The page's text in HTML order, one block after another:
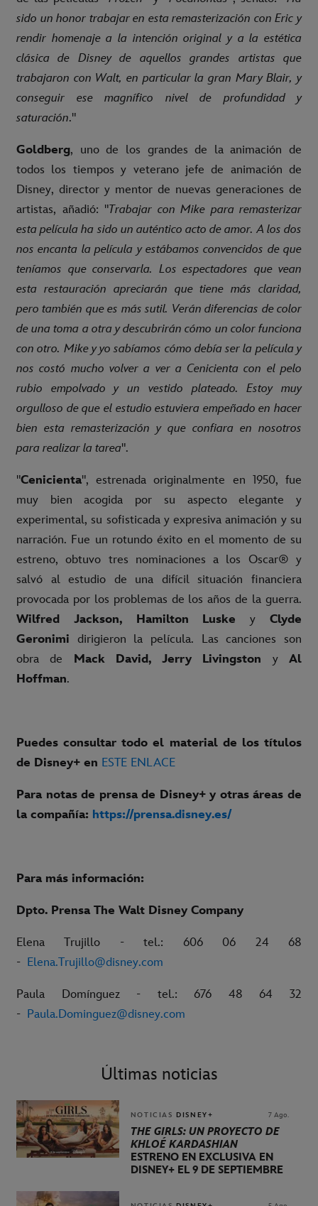
sido un honor trabajar en esta remasterización con Eric y
rendir homenaje a la intención original y a la estética
clásica de Disney de aquellos grandes artistas que
trabajaron con Walt, en particular la gran Mary Blair, y
conseguir ese magnífico nivel de profundidad y
saturación."
Goldberg, uno de los grandes de la animación de
todos los tiempos y veterano jefe de animación de
Disney, director y mentor de nuevas generaciones de
artistas, añadió: "Trabajar con Mike para remasterizar
esta película ha sido un auténtico acto de amor. A los dos
nos encanta la película y estábamos convencidos de que
teníamos que conservarla. Los espectadores que vean
esta restauración apreciarán que tiene más claridad,
pero también que es más sutil. Verán diferencias de color
de una toma a otra y descubrirán cómo un color funciona
con otro. Mike y yo sabíamos cómo debía ser la película y
nos costó mucho volver a ver a Cenicienta con el pelo
rubio empolvado y un vestido plateado. Estoy muy
orgulloso de que el estudio estuviera empeñado en hacer
bien esta remasterización y que confiara en nosotros
para realizar la tarea".
"Cenicienta", estrenada originalmente en 1950, fue
muy bien acogida por su aspecto elegante y
experimental, su sofisticada y expresiva animación y su
narración. Fue un rotundo éxito en el momento de su
estreno, obtuvo tres nominaciones a los Oscar® y
salvó al estudio de una difícil situación financiera
provocada por los problemas de los años de la guerra.
Wilfred Jackson, Hamilton Luske yClyde
Geronimi dirigieron la película. Las canciones son
obra de Mack David, Jerry Livingston yAl
Hoffman.
Puedes consultar todo el material de los títulos
de Disney+ en ESTE ENLACE
Para notas de prensa de Disney+ y otras áreas de
la compañía: https://prensa.disney.es/
Para más información:
Dpto. Prensa The Walt Disney Company
Elena Trujillo - tel.: 606 06 24 68
- Elena.Trujillo@disney.com
Paula Domínguez - tel.: 676 48 64 32
- Paula.Dominguez@disney.com
Últimas noticias
NOTICIAS DISNEY+ 7 Ago.
THE GIRLS: UN PROYECTO DE
KHLOÉ KARDASHIAN
ESTRENO EN EXCLUSIVA EN
DISNEY+ EL 9 DE SEPTIEMBRE